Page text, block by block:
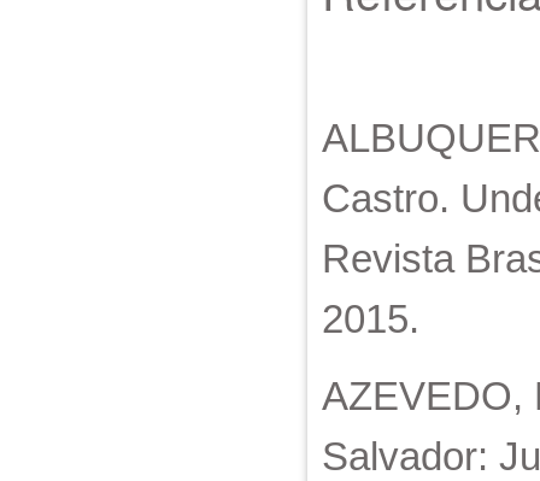
Castro.
Revista
2015.
AZEVEDO,
Salvador: